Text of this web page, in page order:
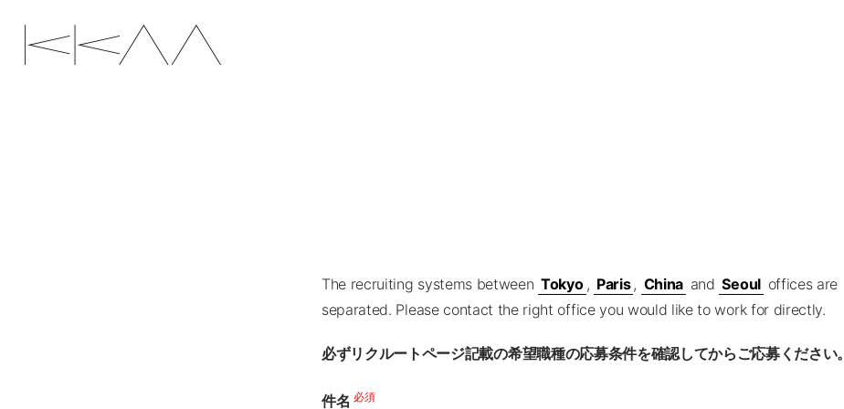
ENGLISH
The recruiting systems between Tokyo , Paris, China and Seoul offices are
separated. Please contact the right office you would like to work for directly.
必ずリクルートページ記載の希望職種の応募条件を確認してからご応募ください。
件名 必須